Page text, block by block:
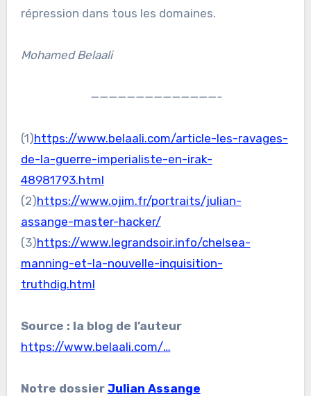
répression dans tous les domaines.
Mohamed Belaali
——————————————-
(1)https://www.belaali.com/article-les-ravages-
de-la-guerre-imperialiste-en-irak-
48981793.html
(2)https://www.ojim.fr/portraits/julian-
assange-master-hacker/
(3)https://www.legrandsoir.info/chelsea-
manning-et-la-nouvelle-inquisition-
truthdig.html
Source : la blog de l’auteur
https://www.belaali.com/…
Notre dossier Julian Assange